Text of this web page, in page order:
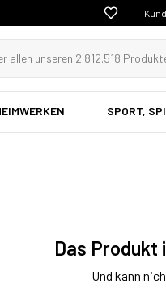
SPORT,
Das
Und kann